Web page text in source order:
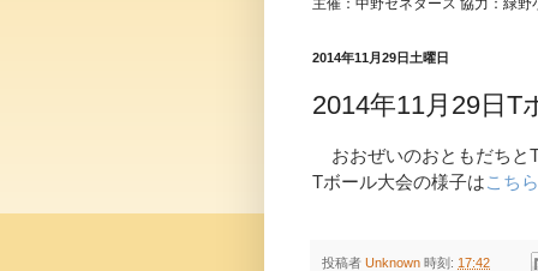
主催：中野セネタース 協力：緑
2014年11月29日土曜日
2014年11月29日
おおぜいのおともだちと
Tボール大会の様子はこちら
投稿者 Unknown 時刻: 17:42